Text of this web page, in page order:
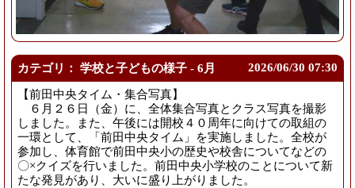
カテゴリ： 学校と子どもの様子 - 6月 2026/06/30 07:30
【前田中央タイム・集合写真】
６月２６日（金）に、全体集合写真とクラス写真を撮影
しました。また、午後には開校４０周年に向けての取組の
一環として、「前田中央タイム」を実施しました。全校が
参加し、体育館で前田中央小の歴史や校舎についてなどの
〇×クイズを行いました。前田中央小学校のことについて新
たな発見があり、大いに盛り上がりました。